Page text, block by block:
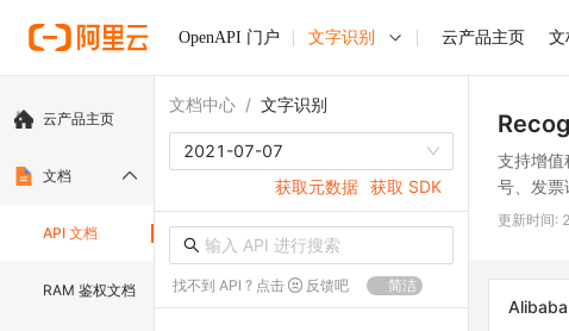
OpenAPI 门户 文字识别 云产品主页 文
云产品主页
文档
API 文档
RAM 鉴权文档
文档中心 / 文字识别
2021-07-07
获取元数据 获取 SDK
找不到 API ? 点击 反馈吧 简洁
支持增值
号、发票
更新时间: